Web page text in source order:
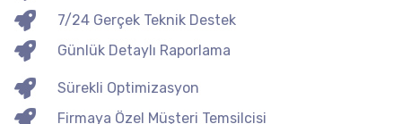
7/24 Gerçek Teknik Destek
Günlük Detaylı Raporlama
Sürekli Optimizasyon
Firmaya Özel Müşteri Temsilcisi